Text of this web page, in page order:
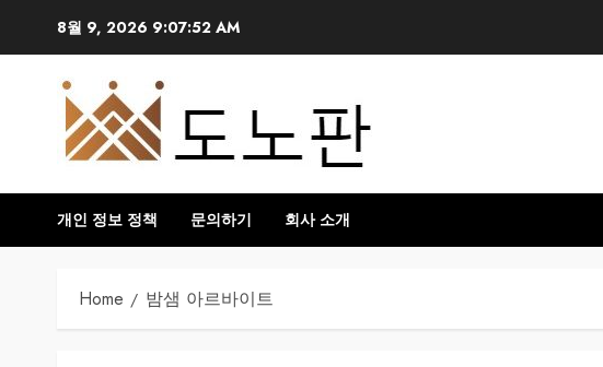
8월 9, 2026 9:07:53 AM
개인 정보 정책 문의하기 회사 소개
Home 밤샘 아르바이트